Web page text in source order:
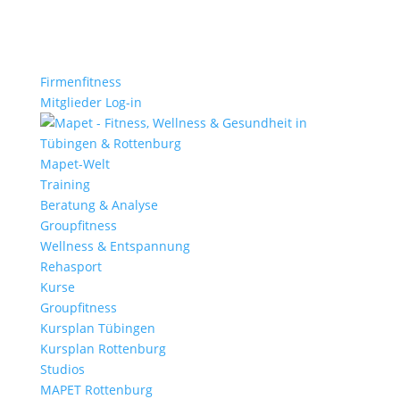
Firmenfitness
Mitglieder Log-in
Mapet-Welt
Training
Beratung & Analyse
Groupfitness
Wellness & Entspannung
Rehasport
Kurse
Groupfitness
Kursplan Tübingen
Kursplan Rottenburg
Studios
MAPET Rottenburg